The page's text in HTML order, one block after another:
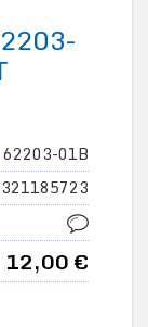
62203-01B
12,00 €